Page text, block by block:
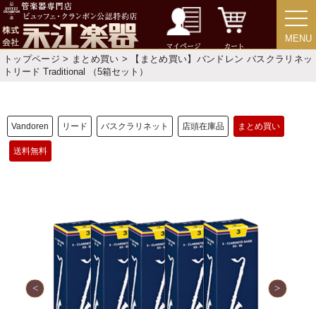
マイページ カート
MENU
MENU
トップページ > まとめ買い > 【まとめ買い】バンドレン バスクラリネッ
トリード Traditional （5箱セット）
Vandoren リード バスクラリネット 店頭在庫品 まとめ買い
送料無料
ご利用ガイド
プライバシー・ポリシー